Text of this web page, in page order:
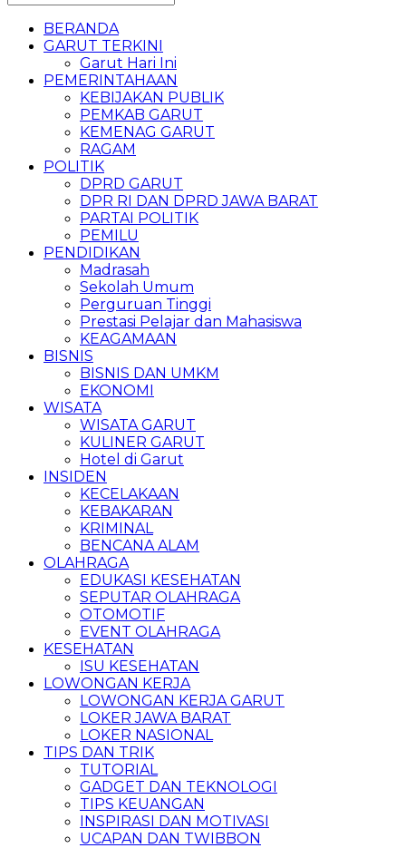
BERANDA
GARUT TERKINI
Garut Hari Ini
PEMERINTAHAAN
KEBIJAKAN PUBLIK
PEMKAB GARUT
KEMENAG GARUT
RAGAM
POLITIK
DPRD GARUT
DPR RI DAN DPRD JAWA BARAT
PARTAI POLITIK
PEMILU
PENDIDIKAN
Madrasah
Sekolah Umum
Perguruan Tinggi
Prestasi Pelajar dan Mahasiswa
KEAGAMAAN
BISNIS
BISNIS DAN UMKM
EKONOMI
WISATA
WISATA GARUT
KULINER GARUT
Hotel di Garut
INSIDEN
KECELAKAAN
KEBAKARAN
KRIMINAL
BENCANA ALAM
OLAHRAGA
EDUKASI KESEHATAN
SEPUTAR OLAHRAGA
OTOMOTIF
EVENT OLAHRAGA
KESEHATAN
ISU KESEHATAN
LOWONGAN KERJA
LOWONGAN KERJA GARUT
LOKER JAWA BARAT
LOKER NASIONAL
TIPS DAN TRIK
TUTORIAL
GADGET DAN TEKNOLOGI
TIPS KEUANGAN
INSPIRASI DAN MOTIVASI
UCAPAN DAN TWIBBON